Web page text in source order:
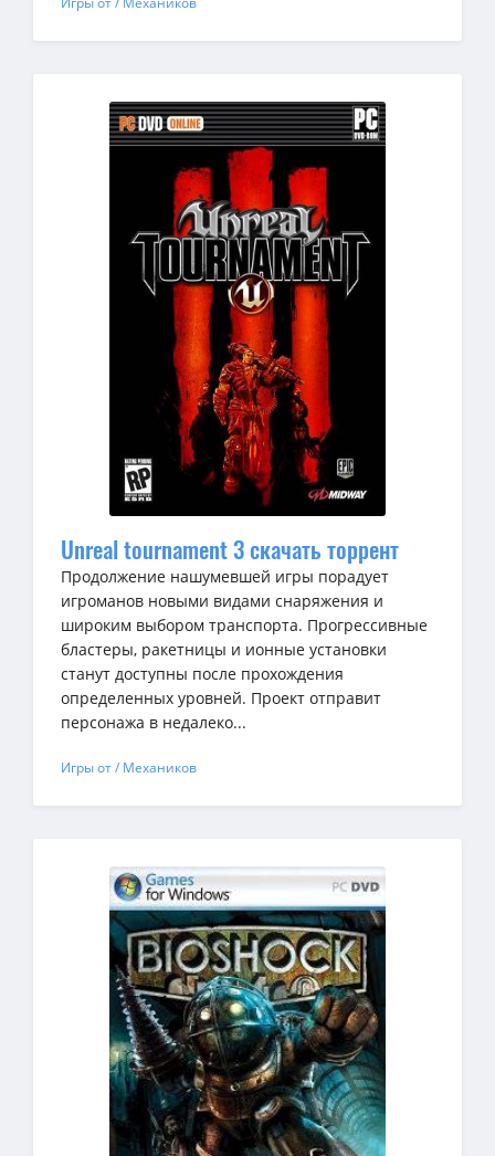
Unreal tournament 3 скачать торрент
Продолжение нашумевшей игры порадует
игроманов новыми видами снаряжения и
широким выбором транспорта. Прогрессивные
бластеры, ракетницы и ионные установки
станут доступны после прохождения
определенных уровней. Проект отправит
персонажа в недалеко...
Игры от / Механиков